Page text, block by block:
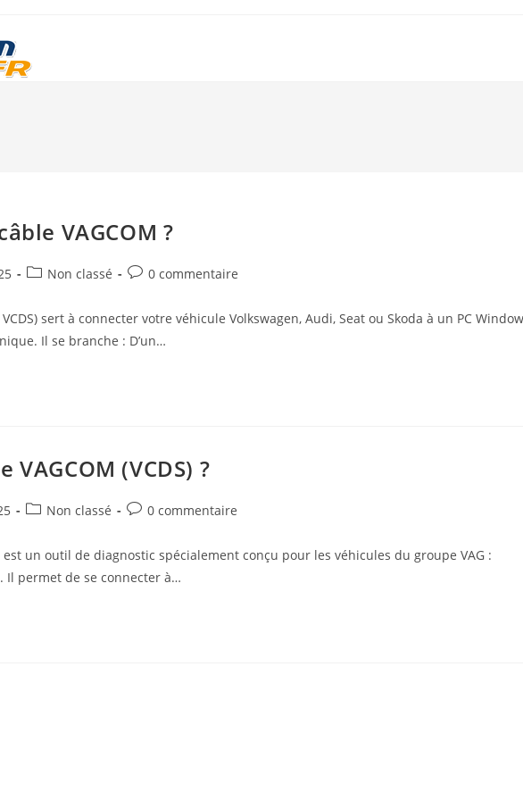
VAGCOM ?
PostNon classé
Post0 commentaire
sert à connecter votre véhicule Volkswagen, Audi, Seat ou Skoda à un PC
Il se branche : D’un…
VAGCOM (VCDS) ?
PostNon classé
Post0 commentaire
est un outil de diagnostic spécialement conçu pour les véhicules du groupe VAG :
Il permet de se connecter à…